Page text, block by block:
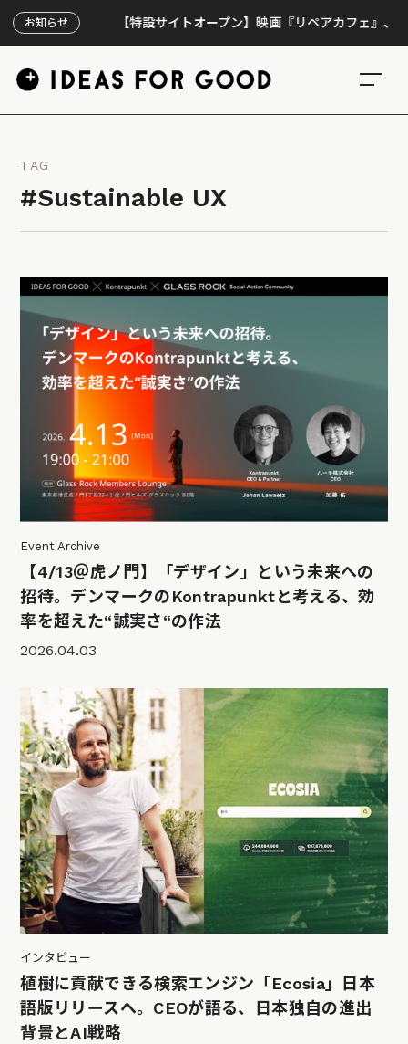
お知らせ【特設サイトオープン】映画『リペアカフェ』、上映300回
TAG
#Sustainable UX
Event Archive
【4/13＠虎ノ門】「デザイン」という未来への
招待。デンマークのKontrapunktと考える、効
率を超えた“誠実さ“の作法
2026.04.03
インタビュー
植樹に貢献できる検索エンジン「Ecosia」日本
語版リリースへ。CEOが語る、日本独自の進出
背景とAI戦略